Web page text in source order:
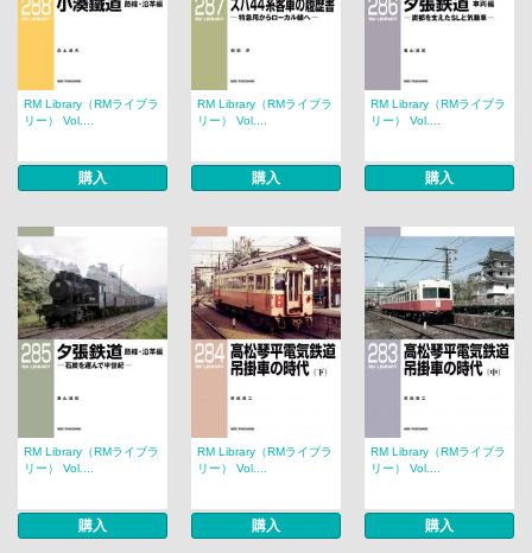
RM Library（RMライブラ
リー） Vol....
購入
RM Library（RMライブラ
リー） Vol....
購入
RM Library（RMライブラ
リー） Vol....
購入
RM Library（RMライブラ
リー） Vol....
購入
RM Library（RMライブラ
リー） Vol....
購入
RM Library（RMライブラ
リー） Vol....
購入